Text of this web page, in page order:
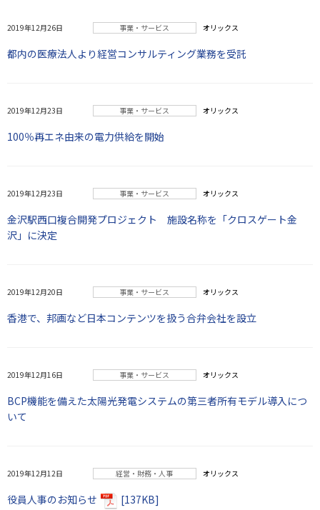
2019年12月26日 事業・サービス オリックス
都内の医療法人より経営コンサルティング業務を受託
2019年12月23日 事業・サービス オリックス
100％再エネ由来の電力供給を開始
2019年12月23日 事業・サービス オリックス
金沢駅西口複合開発プロジェクト 施設名称を「クロスゲート金
沢」に決定
2019年12月20日 事業・サービス オリックス
香港で、邦画など日本コンテンツを扱う合弁会社を設立
2019年12月16日 事業・サービス オリックス
BCP機能を備えた太陽光発電システムの第三者所有モデル導入につ
いて
2019年12月12日 経営・財務・人事 オリックス
役員人事のお知らせ [137KB]